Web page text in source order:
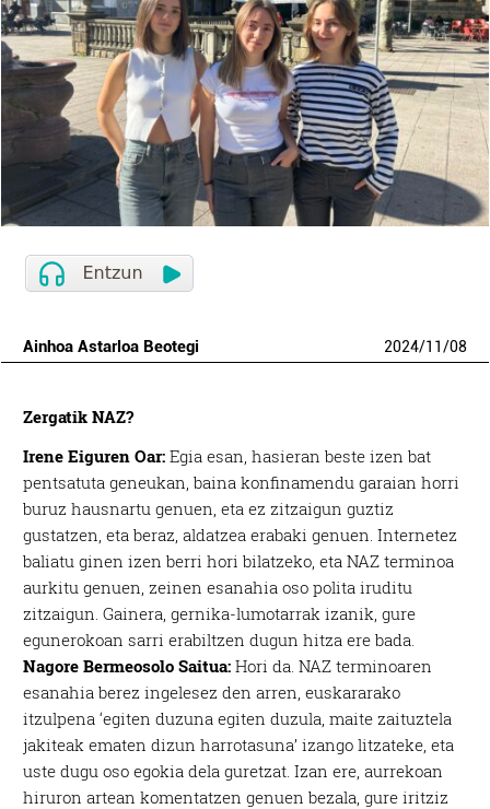
Ainhoa Astarloa Beotegi 2024/11/08
Zergatik NAZ?
Irene Eiguren Oar: Egia esan, hasieran beste izen bat
pentsatuta geneukan, baina konfinamendu garaian horri
buruz hausnartu genuen, eta ez zitzaigun guztiz
gustatzen, eta beraz, aldatzea erabaki genuen. Internetez
baliatu ginen izen berri hori bilatzeko, eta NAZ terminoa
aurkitu genuen, zeinen esanahia oso polita iruditu
zitzaigun. Gainera, gernika-lumotarrak izanik, gure
egunerokoan sarri erabiltzen dugun hitza ere bada.
Nagore Bermeosolo Saitua: Hori da. NAZ terminoaren
esanahia berez ingelesez den arren, euskararako
itzulpena ‘egiten duzuna egiten duzula, maite zaituztela
jakiteak ematen dizun harrotasuna’ izango litzateke, eta
uste dugu oso egokia dela guretzat. Izan ere, aurrekoan
hiruron artean komentatzen genuen bezala, gure iritziz